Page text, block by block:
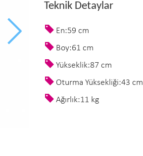
Teknik Detaylar
En:59 cm
Boy:61 cm
Yükseklik:87 cm
Oturma Yüksekliği:43 cm
Ağırlık:11 kg